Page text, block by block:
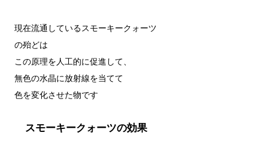
現在流通しているスモーキークォーツ
の殆どは
この原理を人工的に促進して、
無色の水晶に放射線を当てて
スモーキークォーツの効果